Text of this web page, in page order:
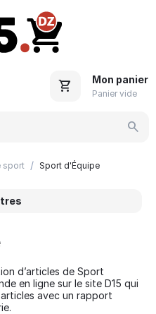
Mon panier
Panier vide
sport / Sport d'Équipe
d’articles de Sport
en ligne sur le site D15 qui
avec un rapport